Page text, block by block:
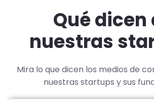
Qué dicen
nuestras
Mira lo que dicen los medios de
nuestras startups y sus